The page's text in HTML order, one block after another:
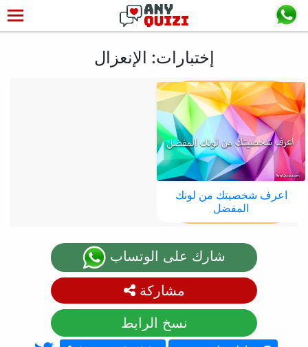
إختبارات: الإنعزال
اعرف شخصيتك من لونك
المفضل
شارك على الوتساب
مشاركة
نسخ الرابط